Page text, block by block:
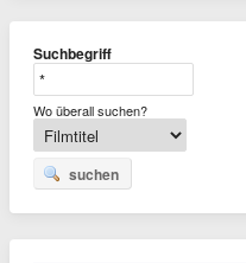
Suchbegriff
Wo überall suchen?
suchen